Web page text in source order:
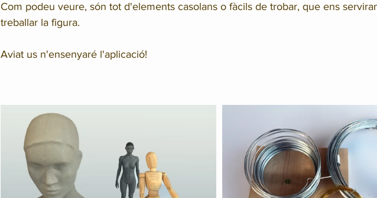
Com podeu veure, són tot d'elements casolans o fàcils de trobar, que ens
treballar la figura.
Aviat us n'ensenyaré l'aplicació!